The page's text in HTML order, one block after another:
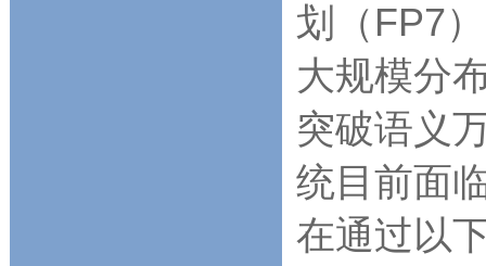
划（FP7
大规模分
突破语义
统目前面
在通过以